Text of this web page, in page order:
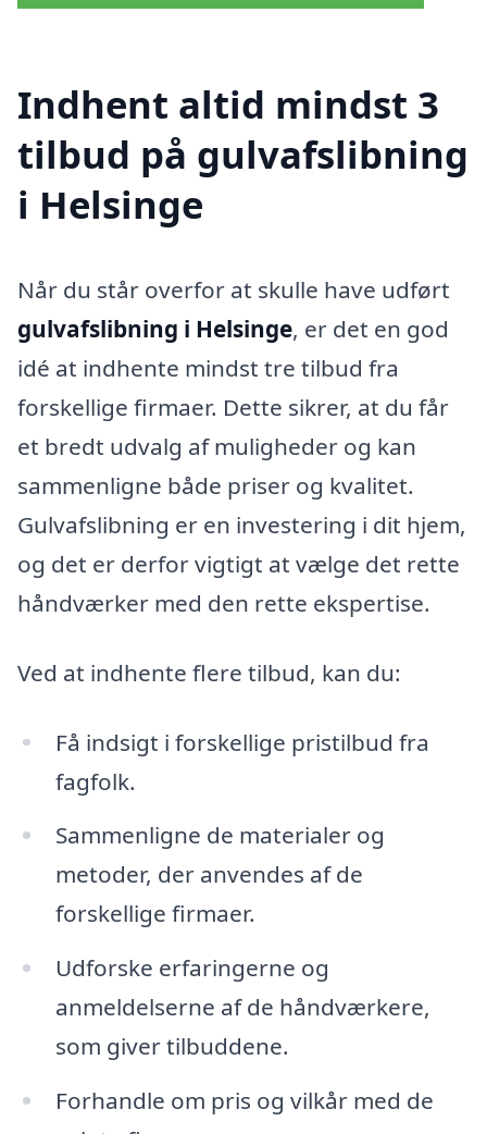
Indhent altid mindst 3
tilbud på gulvafslibning
i Helsinge
Når du står overfor at skulle have udført
gulvafslibning i Helsinge, er det en god
idé at indhente mindst tre tilbud fra
forskellige firmaer. Dette sikrer, at du får
et bredt udvalg af muligheder og kan
sammenligne både priser og kvalitet.
Gulvafslibning er en investering i dit hjem,
og det er derfor vigtigt at vælge det rette
håndværker med den rette ekspertise.
Ved at indhente flere tilbud, kan du:
Få indsigt i forskellige pristilbud fra
fagfolk.
Sammenligne de materialer og
metoder, der anvendes af de
forskellige firmaer.
Udforske erfaringerne og
anmeldelserne af de håndværkere,
som giver tilbuddene.
Forhandle om pris og vilkår med de